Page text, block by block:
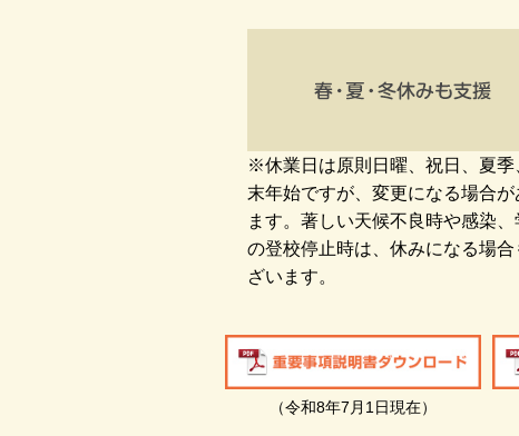
※休業日は原則日曜、祝日、夏季
末年始ですが、変更になる場合が
ます。著しい天候不良時や感染、
の登校停止時は、休みになる場合
ざいます。
（令和8年7月1日現在）